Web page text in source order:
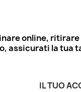
online, ritirare
assicurati la tua
IL TUO